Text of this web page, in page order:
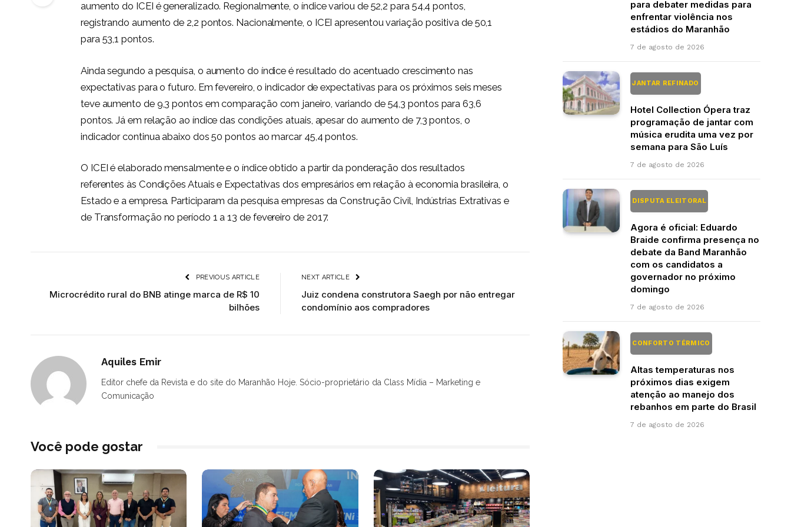
aumento do ICEI é generalizado. Regionalmente, o índice variou de 52,2 para 54,4 pontos,
registrando aumento de 2,2 pontos. Nacionalmente, o ICEI apresentou variação positiva de 50,1
para 53,1 pontos.
Ainda segundo a pesquisa, o aumento do índice é resultado do acentuado crescimento nas
expectativas para o futuro. Em fevereiro, o indicador de expectativas para os próximos seis meses
teve aumento de 9,3 pontos em comparação com janeiro, variando de 54,3 pontos para 63,6
pontos. Já em relação ao índice das condições atuais, apesar do aumento de 7,3 pontos, o
indicador continua abaixo dos 50 pontos ao marcar 45,4 pontos.
O ICEI é elaborado mensalmente e o índice obtido a partir da ponderação dos resultados
referentes às Condições Atuais e Expectativas dos empresários em relação à economia brasileira, o
Estado e a empresa. Participaram da pesquisa empresas da Construção Civil, Indústrias Extrativas e
de Transformação no período 1 a 13 de fevereiro de 2017.
PREVIOUS ARTICLE
Microcrédito rural do BNB atinge marca de R$ 10
bilhões
NEXT ARTICLE
Juiz condena construtora Saegh por não entregar
condomínio aos compradores
Aquiles Emir
Editor chefe da Revista e do site do Maranhão Hoje. Sócio-proprietário da Class Mídia – Marketing e
Comunicação
Você pode gostar
para debater medidas para
enfrentar violência nos
estádios do Maranhão
7 de agosto de 2026
JANTAR REFINADO
Hotel Collection Ópera traz
programação de jantar com
música erudita uma vez por
semana para São Luís
7 de agosto de 2026
DISPUTA ELEITORAL
Agora é oficial: Eduardo
Braide confirma presença no
debate da Band Maranhão
com os candidatos a
governador no próximo
domingo
7 de agosto de 2026
CONFORTO TÉRMICO
Altas temperaturas nos
próximos dias exigem
atenção ao manejo dos
rebanhos em parte do Brasil
7 de agosto de 2026